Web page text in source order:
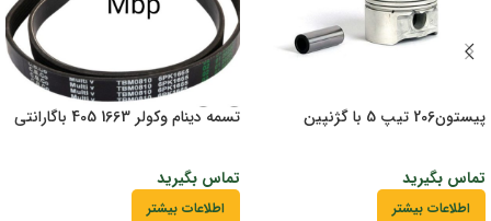
پیستون206 تیپ 5 با گژنپین
تماس بگیرید
اطلاعات بیشتر
تسمه دینام وکولر 1663 405 باگارانتی
تماس بگیرید
اطلاعات بیشتر